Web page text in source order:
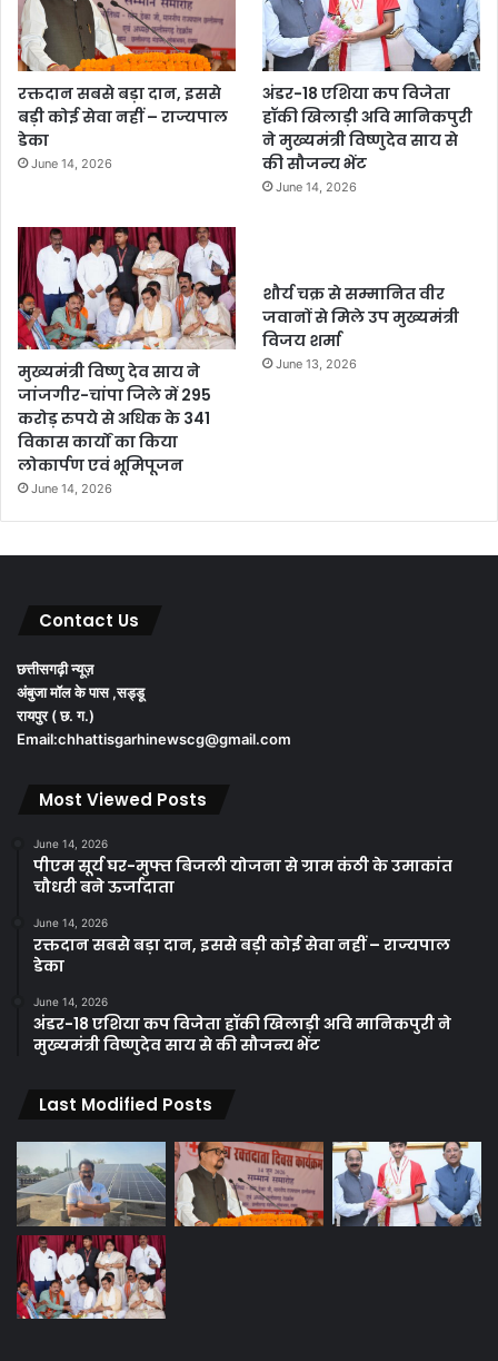
रक्तदान सबसे बड़ा दान, इससे
बड़ी कोई सेवा नहीं – राज्यपाल
डेका
June 14, 2026
अंडर-18 एशिया कप विजेता
हॉकी खिलाड़ी अवि मानिकपुरी
ने मुख्यमंत्री विष्णुदेव साय से
की सौजन्य भेंट
June 14, 2026
मुख्यमंत्री विष्णु देव साय ने
जांजगीर-चांपा जिले में 295
करोड़ रुपये से अधिक के 341
विकास कार्यों का किया
लोकार्पण एवं भूमिपूजन
June 14, 2026
शौर्य चक्र से सम्मानित वीर
जवानों से मिले उप मुख्यमंत्री
विजय शर्मा
June 13, 2026
Contact Us
छत्तीसगढ़ी न्यूज़
अंबुजा मॉल के पास ,सड्डू
रायपुर ( छ. ग.)
Email:chhattisgarhinewscg@gmail.com
Most Viewed Posts
June 14, 2026
पीएम सूर्य घर-मुफ्त बिजली योजना से ग्राम कंठी के उमाकांत
चौधरी बने ऊर्जादाता
June 14, 2026
रक्तदान सबसे बड़ा दान, इससे बड़ी कोई सेवा नहीं – राज्यपाल
डेका
June 14, 2026
अंडर-18 एशिया कप विजेता हॉकी खिलाड़ी अवि मानिकपुरी ने
मुख्यमंत्री विष्णुदेव साय से की सौजन्य भेंट
Last Modified Posts